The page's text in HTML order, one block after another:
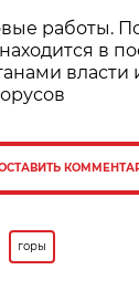
работы.
в
власти
горы